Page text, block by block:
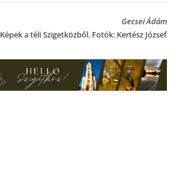
Gecsei Ádám
Képek a téli Szigetközből. Fotók: Kertész József